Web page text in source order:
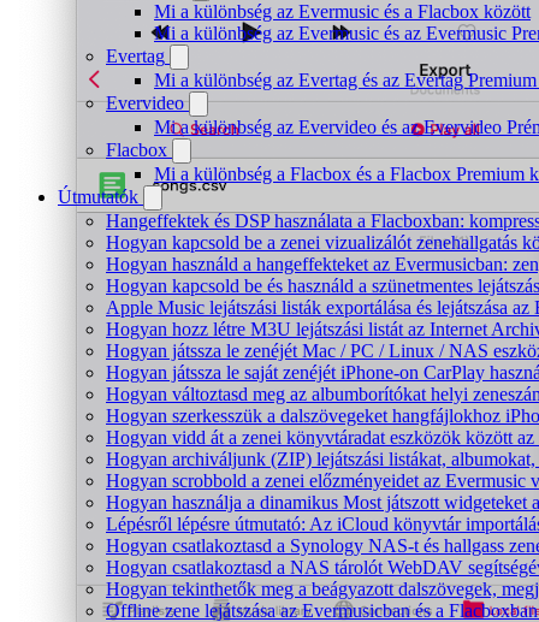
Mi a különbség az Evermusic és a Flacbox között
Mi a különbség az Evermusic és az Evermusic
Evertag
Mi a különbség az Evertag és az Evertag
Evervideo
Mi a különbség az Evervideo és az Evervideo
Flacbox
Mi a különbség a Flacbox és a Flacbox Premium
Útmutatók
Hangeffektek és DSP használata a Flacboxban:
Hogyan kapcsold be a zenei vizualizálót zenehallgatás
Hogyan használd a hangeffekteket az Evermusicban:
Hogyan kapcsold be és használd a szünetmentes
Apple Music lejátszási listák exportálása és lejátszása
Hogyan hozz létre M3U lejátszási listát az Internet
Hogyan játssza le zenéjét Mac / PC / Linux / NAS
Hogyan játssza le saját zenéjét iPhone-on CarPlay
Hogyan változtasd meg az albumborítókat helyi
Hogyan szerkesszük a dalszövegeket hangfájlokhoz
Hogyan vidd át a zenei könyvtáradat eszközök között
Hogyan archiváljunk (ZIP) lejátszási listákat,
Hogyan scrobbold a zenei előzményeidet az Evermusic
Hogyan használja a dinamikus Most játszott widgeteket
Lépésről lépésre útmutató: Az iCloud könyvtár
Hogyan csatlakoztasd a Synology NAS-t és hallgass
Hogyan csatlakoztasd a NAS tárolót WebDAV
Hogyan tekinthetők meg a beágyazott dalszövegek,
Offline zene lejátszása az Evermusicban és a